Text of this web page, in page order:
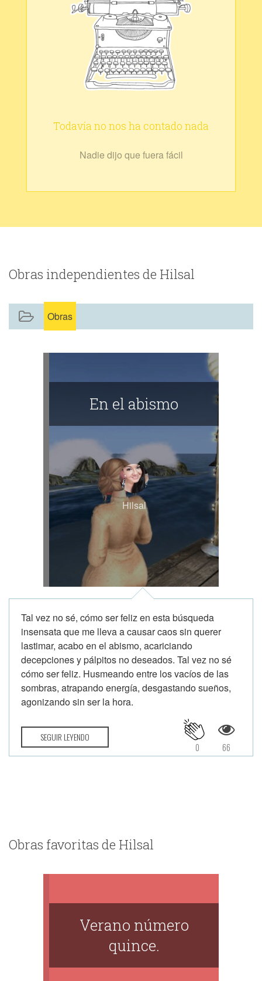
Todavía no nos ha contado nada
Nadie dijo que fuera fácil
Obras independientes de Hilsal
Obras
En el abismo
Hilsal
Tal vez no sé, cómo ser feliz en esta búsqueda
insensata que me lleva a causar caos sin querer
lastimar, acabo en el abismo, acariciando
decepciones y pálpitos no deseados. Tal vez no sé
cómo ser feliz. Husmeando entre los vacíos de las
sombras, atrapando energía, desgastando sueños,
agonizando sin ser la hora.
SEGUIR LEYENDO
66
0
Obras favoritas de Hilsal
Verano número
quince.